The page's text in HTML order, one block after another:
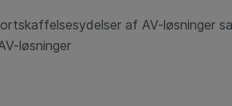
af AV-løsninger
løsninger